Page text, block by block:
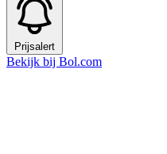
Prijsalert
Bekijk bij Bol.com